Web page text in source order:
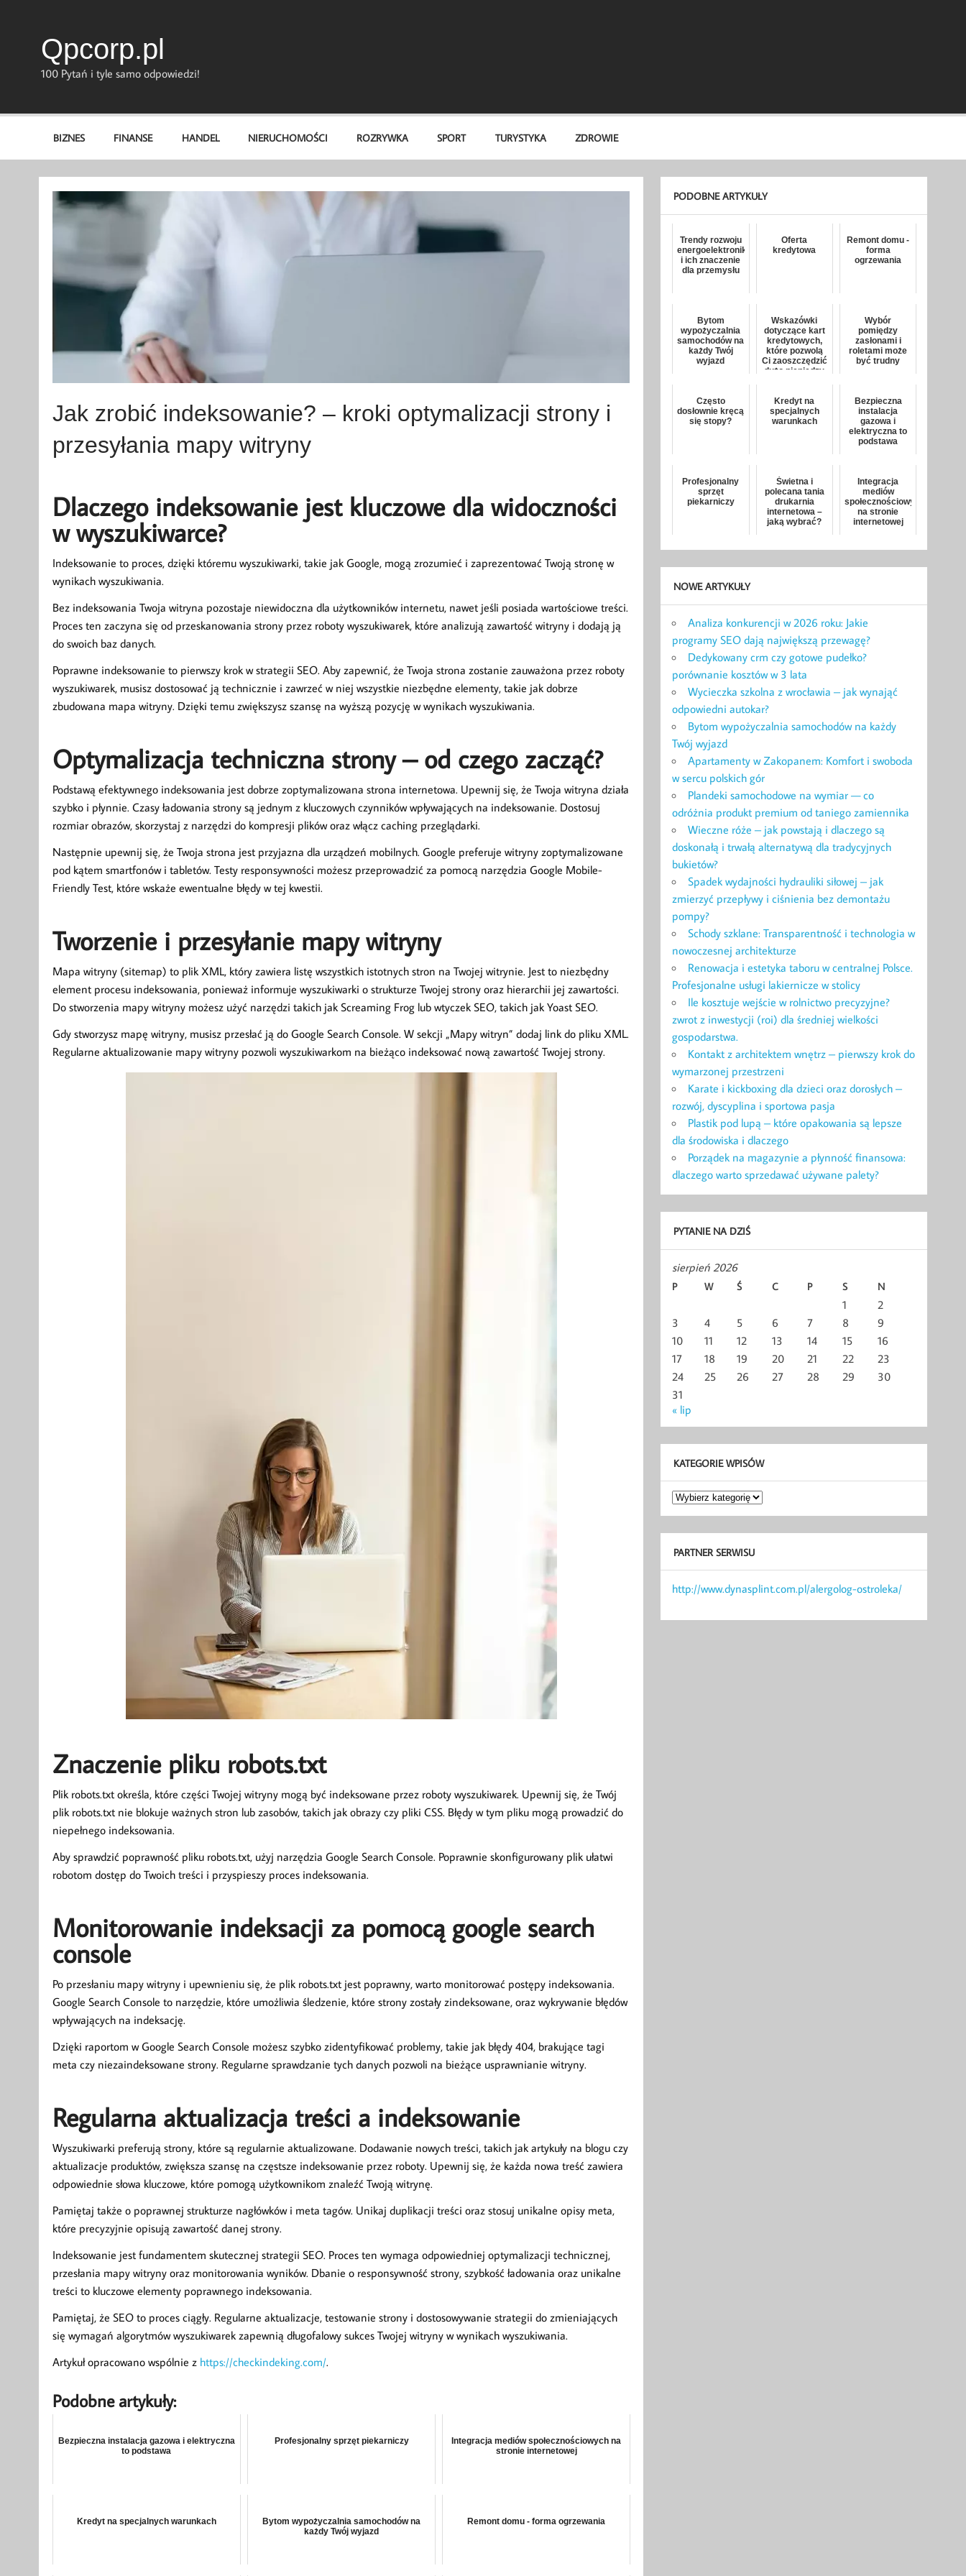
Qpcorp.pl
100 Pytań i tyle samo odpowiedzi!
BIZNES FINANSE HANDEL NIERUCHOMOŚCI ROZRYWKA SPORT TURYSTYKA ZDROWIE
Jak zrobić indeksowanie? – kroki optymalizacji strony i
przesyłania mapy witryny
Dlaczego indeksowanie jest kluczowe dla widoczności
w wyszukiwarce?
Indeksowanie to proces, dzięki któremu wyszukiwarki, takie jak Google, mogą zrozumieć i zaprezentować Twoją stronę w
wynikach wyszukiwania.
Bez indeksowania Twoja witryna pozostaje niewidoczna dla użytkowników internetu, nawet jeśli posiada wartościowe treści.
Proces ten zaczyna się od przeskanowania strony przez roboty wyszukiwarek, które analizują zawartość witryny i dodają ją
do swoich baz danych.
Poprawne indeksowanie to pierwszy krok w strategii SEO. Aby zapewnić, że Twoja strona zostanie zauważona przez roboty
wyszukiwarek, musisz dostosować ją technicznie i zawrzeć w niej wszystkie niezbędne elementy, takie jak dobrze
zbudowana mapa witryny. Dzięki temu zwiększysz szansę na wyższą pozycję w wynikach wyszukiwania.
Optymalizacja techniczna strony – od czego zacząć?
Podstawą efektywnego indeksowania jest dobrze zoptymalizowana strona internetowa. Upewnij się, że Twoja witryna działa
szybko i płynnie. Czasy ładowania strony są jednym z kluczowych czynników wpływających na indeksowanie. Dostosuj
rozmiar obrazów, skorzystaj z narzędzi do kompresji plików oraz włącz caching przeglądarki.
Następnie upewnij się, że Twoja strona jest przyjazna dla urządzeń mobilnych. Google preferuje witryny zoptymalizowane
pod kątem smartfonów i tabletów. Testy responsywności możesz przeprowadzić za pomocą narzędzia Google Mobile-
Friendly Test, które wskaże ewentualne błędy w tej kwestii.
Tworzenie i przesyłanie mapy witryny
Mapa witryny (sitemap) to plik XML, który zawiera listę wszystkich istotnych stron na Twojej witrynie. Jest to niezbędny
element procesu indeksowania, ponieważ informuje wyszukiwarki o strukturze Twojej strony oraz hierarchii jej zawartości.
Do stworzenia mapy witryny możesz użyć narzędzi takich jak Screaming Frog lub wtyczek SEO, takich jak Yoast SEO.
Gdy stworzysz mapę witryny, musisz przesłać ją do Google Search Console. W sekcji „Mapy witryn” dodaj link do pliku XML.
Regularne aktualizowanie mapy witryny pozwoli wyszukiwarkom na bieżąco indeksować nową zawartość Twojej strony.
Znaczenie pliku robots.txt
Plik robots.txt określa, które części Twojej witryny mogą być indeksowane przez roboty wyszukiwarek. Upewnij się, że Twój
plik robots.txt nie blokuje ważnych stron lub zasobów, takich jak obrazy czy pliki CSS. Błędy w tym pliku mogą prowadzić do
niepełnego indeksowania.
Aby sprawdzić poprawność pliku robots.txt, użyj narzędzia Google Search Console. Poprawnie skonfigurowany plik ułatwi
robotom dostęp do Twoich treści i przyspieszy proces indeksowania.
Monitorowanie indeksacji za pomocą google search
console
Po przesłaniu mapy witryny i upewnieniu się, że plik robots.txt jest poprawny, warto monitorować postępy indeksowania.
Google Search Console to narzędzie, które umożliwia śledzenie, które strony zostały zindeksowane, oraz wykrywanie błędów
wpływających na indeksację.
Dzięki raportom w Google Search Console możesz szybko zidentyfikować problemy, takie jak błędy 404, brakujące tagi
meta czy niezaindeksowane strony. Regularne sprawdzanie tych danych pozwoli na bieżące usprawnianie witryny.
Regularna aktualizacja treści a indeksowanie
Wyszukiwarki preferują strony, które są regularnie aktualizowane. Dodawanie nowych treści, takich jak artykuły na blogu czy
aktualizacje produktów, zwiększa szansę na częstsze indeksowanie przez roboty. Upewnij się, że każda nowa treść zawiera
odpowiednie słowa kluczowe, które pomogą użytkownikom znaleźć Twoją witrynę.
Pamiętaj także o poprawnej strukturze nagłówków i meta tagów. Unikaj duplikacji treści oraz stosuj unikalne opisy meta,
które precyzyjnie opisują zawartość danej strony.
Indeksowanie jest fundamentem skutecznej strategii SEO. Proces ten wymaga odpowiedniej optymalizacji technicznej,
przesłania mapy witryny oraz monitorowania wyników. Dbanie o responsywność strony, szybkość ładowania oraz unikalne
treści to kluczowe elementy poprawnego indeksowania.
Pamiętaj, że SEO to proces ciągły. Regularne aktualizacje, testowanie strony i dostosowywanie strategii do zmieniających
się wymagań algorytmów wyszukiwarek zapewnią długofalowy sukces Twojej witryny w wynikach wyszukiwania.
Artykuł opracowano wspólnie z https://checkindeking.com/.
Podobne artykuły:
Bezpieczna instalacja gazowa i elektryczna
to podstawa
Profesjonalny sprzęt piekarniczy
Integracja mediów społecznościowych na
stronie internetowej
Kredyt na specjalnych warunkach
Bytom wypożyczalnia samochodów na
każdy Twój wyjazd
Remont domu - forma ogrzewania
PODOBNE ARTYKUŁY
Trendy rozwoju
energoelektroniki
i ich znaczenie
dla przemysłu
Oferta
kredytowa
Remont domu -
forma
ogrzewania
Bytom
wypożyczalnia
samochodów na
każdy Twój
wyjazd
Wskazówki
dotyczące kart
kredytowych,
które pozwolą
Ci zaoszczędzić
dużo pieniędzy
Wybór
pomiędzy
zasłonami i
roletami może
być trudny
Często
dosłownie kręcą
się stopy?
Kredyt na
specjalnych
warunkach
Bezpieczna
instalacja
gazowa i
elektryczna to
podstawa
Profesjonalny
sprzęt
piekarniczy
Świetna i
polecana tania
drukarnia
internetowa –
jaką wybrać?
Integracja
mediów
społecznościowych
na stronie
internetowej
NOWE ARTYKUŁY
Analiza konkurencji w 2026 roku: Jakie
programy SEO dają największą przewagę?
Dedykowany crm czy gotowe pudełko?
porównanie kosztów w 3 lata
Wycieczka szkolna z wrocławia – jak wynająć
odpowiedni autokar?
Bytom wypożyczalnia samochodów na każdy
Twój wyjazd
Apartamenty w Zakopanem: Komfort i swoboda
w sercu polskich gór
Plandeki samochodowe na wymiar — co
odróżnia produkt premium od taniego zamiennika
Wieczne róże – jak powstają i dlaczego są
doskonałą i trwałą alternatywą dla tradycyjnych
bukietów?
Spadek wydajności hydrauliki siłowej – jak
zmierzyć przepływy i ciśnienia bez demontażu
pompy?
Schody szklane: Transparentność i technologia w
nowoczesnej architekturze
Renowacja i estetyka taboru w centralnej Polsce.
Profesjonalne usługi lakiernicze w stolicy
Ile kosztuje wejście w rolnictwo precyzyjne?
zwrot z inwestycji (roi) dla średniej wielkości
gospodarstwa.
Kontakt z architektem wnętrz – pierwszy krok do
wymarzonej przestrzeni
Karate i kickboxing dla dzieci oraz dorosłych –
rozwój, dyscyplina i sportowa pasja
Plastik pod lupą – które opakowania są lepsze
dla środowiska i dlaczego
Porządek na magazynie a płynność finansowa:
dlaczego warto sprzedawać używane palety?
PYTANIE NA DZIŚ
sierpień 2026
P W Ś C P S N
1
2
3
4 5 6 7 8
9
10
11 12 13 14 15
16
17
18 19 20 21 22
23
24
25 26 27 28 29
30
31
« lip
KATEGORIE WPISÓW
Kategorie
wpisów
PARTNER SERWISU
http://www.dynasplint.com.pl/alergolog-ostroleka/